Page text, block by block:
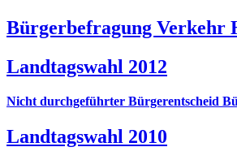
Bürgerbefragung Verkehr
Landtagswahl 2012
Nicht durchgeführter Bürgerentscheid
Landtagswahl 2010